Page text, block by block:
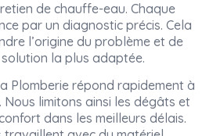
de chauffe-eau. Chaque
par un diagnostic précis. Cela
l’origine du problème et de
la plus adaptée.
Plomberie répond rapidement à
limitons ainsi les dégâts et
dans les meilleurs délais.